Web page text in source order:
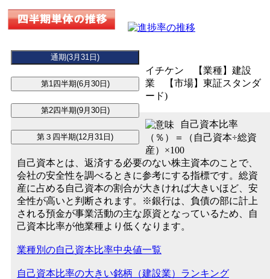
イチケン 【業種】建設
業 【市場】東証スタンダ
ード)
自己資本比率
（％）＝（自己資本÷総資
産）×100
自己資本とは、返済する必要のない株主資本のことで、
会社の安全性を調べるときに参考にする指標です。総資
産に占める自己資本の割合が大きければ大きいほど、安
全性が高いと判断されます。※銀行は、負債の部に計上
される預金が事業活動の主な原資となっているため、自
己資本比率が他業種より低くなります。
業種別の自己資本比率中央値一覧
自己資本比率の大きい銘柄（建設業）ランキング